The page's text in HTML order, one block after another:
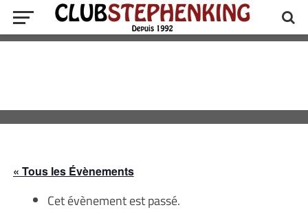
« Tous les Évènements
Cet évènement est passé.